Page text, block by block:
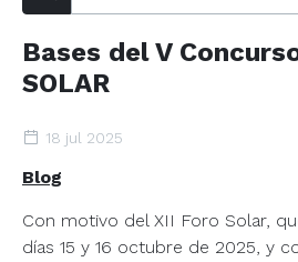
Bases del V
SOLAR
18 jul 2025
Blog
Con motivo del XII Foro Solar,
días 15 y 16 octubre de 2025, y